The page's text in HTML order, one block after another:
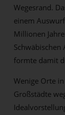
Wegesrand.
einem
Millionen
Schwäbischen
formte damit
Wenige Orte in
Großstädte